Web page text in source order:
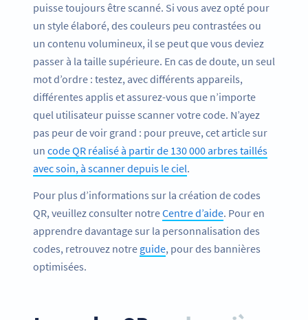
puisse toujours être scanné. Si vous avez opté pour
un style élaboré, des couleurs peu contrastées ou
un contenu volumineux, il se peut que vous deviez
passer à la taille supérieure. En cas de doute, un seul
mot d’ordre : testez, avec différents appareils,
différentes applis et assurez-vous que n’importe
quel utilisateur puisse scanner votre code. N’ayez
pas peur de voir grand : pour preuve, cet article sur
un code QR réalisé à partir de 130 000 arbres taillés
avec soin, à scanner depuis le ciel.
Pour plus d’informations sur la création de codes
QR, veuillez consulter notreCentre d’aide. Pour en
apprendre davantage sur la personnalisation des
codes, retrouvez notre guide, pour des bannières
optimisées.